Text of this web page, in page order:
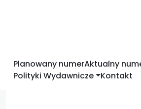
Planowany numerAktualny
Polityki Wydawnicze Kontakt